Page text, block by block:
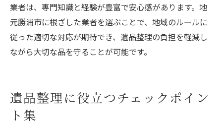
業者は、専門知識と経験が豊富で安心感があります。地
元勝浦市に根ざした業者を選ぶことで、地域のルールに
従った適切な対応が期待でき、遺品整理の負担を軽減し
ながら大切な品を守ることが可能です。
遺品整理に役立つチェックポイン
ト集